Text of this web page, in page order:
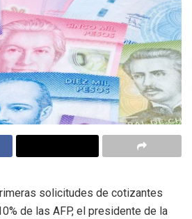
solicitudes de cotizantes
de las AFP, el presidente de la